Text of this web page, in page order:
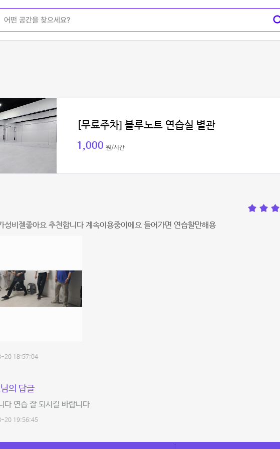
[무료주차] 블루노트 연습실 별관
1,000 원/시간
성비젤좋아요 추천합니다 계속이용중이에요 들어가면 연습할만해용
20 18:57:04
의 답글
다 연습 잘 되시길 바랍니다
20 19:56:45